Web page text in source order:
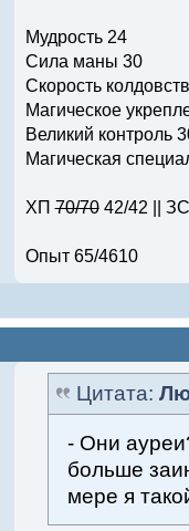
Мудрость 24
Сила маны 30
Скорость
Магическое
Великий контроль
Магическая
ХП70/7042/42 ||
Опыт 65/4610
Цитата:
- Они
больше
мере я